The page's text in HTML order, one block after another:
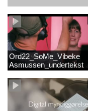
Ord22_SoMe_Vibeke
Asmussen_undertekst